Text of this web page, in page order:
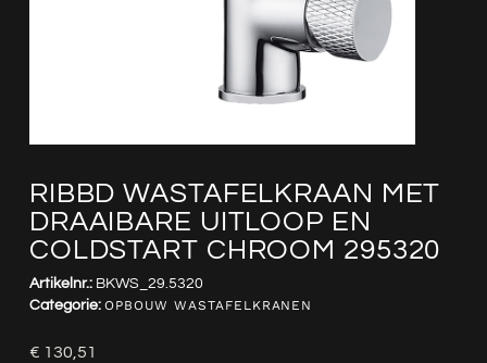
RIBBD WASTAFELKRAAN MET
DRAAIBARE UITLOOP EN
COLDSTART CHROOM 295320
Artikelnr.: BKWS_29.5320
Categorie: OPBOUW WASTAFELKRANEN
€ 130,51